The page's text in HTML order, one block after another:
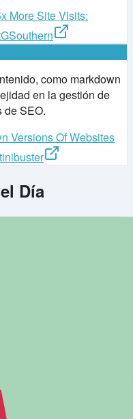
More Site Visits:
como markdown
en la gestión de
de SEO.
Versions Of Websites
Día